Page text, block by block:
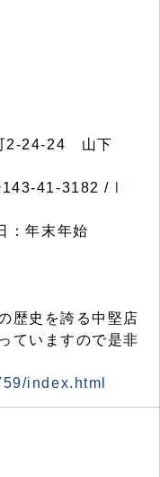
2-24-24 山下
41-3182 /
：年末年始
歴史を誇る中堅店
ていますので是非
index.html